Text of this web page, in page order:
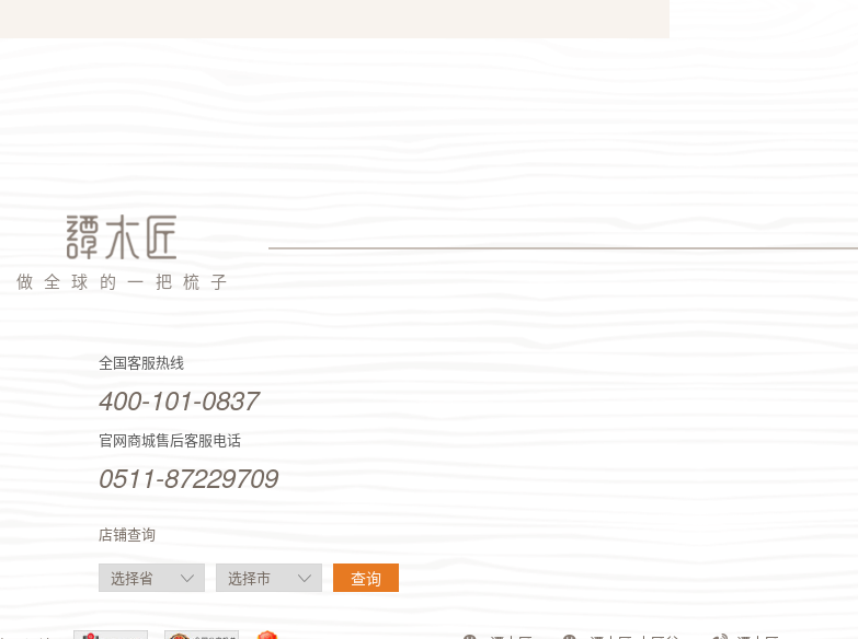
做 全 球 的 一 把 梳 子
全国客服热线
400-101-0837
官网商城售后客服电话
0511-87229709
店铺查询